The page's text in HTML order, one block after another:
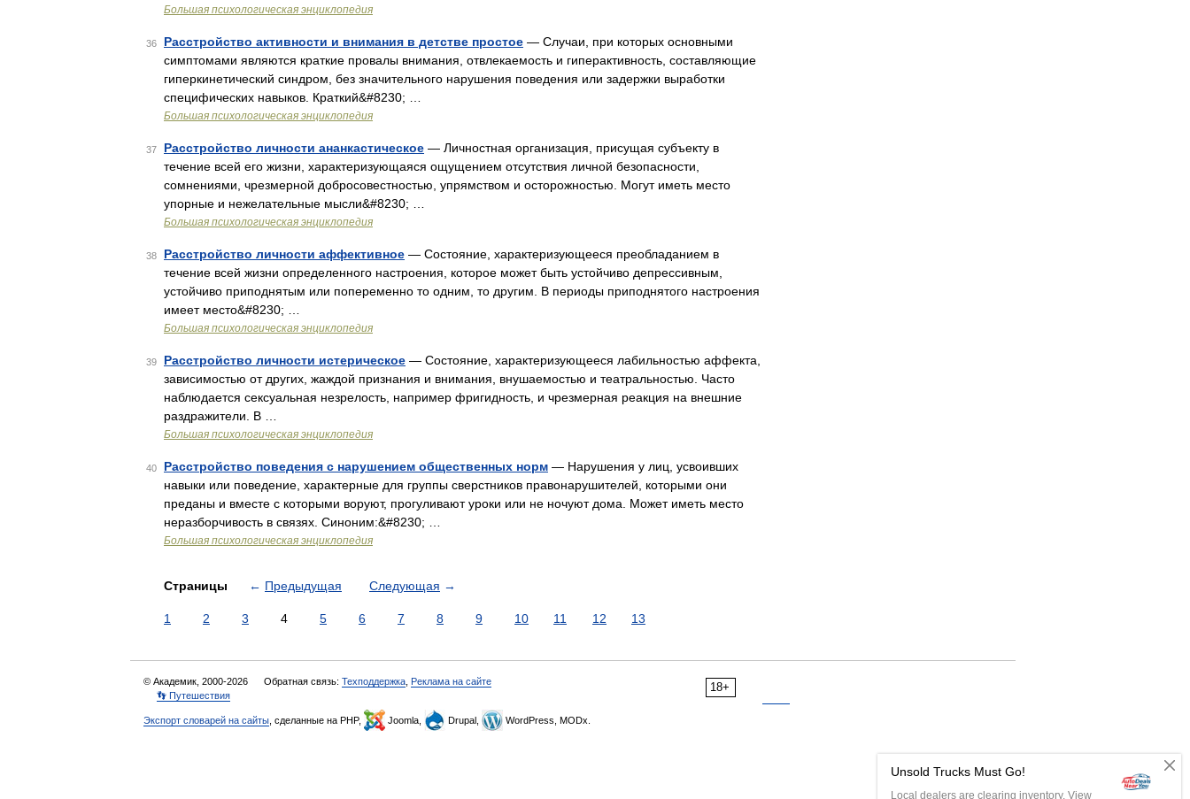
Большая психологическая энциклопедия
36 Расстройство активности и внимания в детстве простое — Случаи, при которых основными
симптомами являются краткие провалы внимания, отвлекаемость и гиперактивность, составляющие
гиперкинетический синдром, без значительного нарушения поведения или задержки выработки
специфических навыков. Краткий&#8230; …
Большая психологическая энциклопедия
37 Расстройство личности ананкастическое — Личностная организация, присущая субъекту в
течение всей его жизни, характеризующаяся ощущением отсутствия личной безопасности,
сомнениями, чрезмерной добросовестностью, упрямством и осторожностью. Могут иметь место
упорные и нежелательные мысли&#8230; …
Большая психологическая энциклопедия
38 Расстройство личности аффективное — Состояние, характеризующееся преобладанием в
течение всей жизни определенного настроения, которое может быть устойчиво депрессивным,
устойчиво приподнятым или попеременно то одним, то другим. В периоды приподнятого настроения
имеет место&#8230; …
Большая психологическая энциклопедия
39 Расстройство личности истерическое — Состояние, характеризующееся лабильностью аффекта,
зависимостью от других, жаждой признания и внимания, внушаемостью и театральностью. Часто
наблюдается сексуальная незрелость, например фригидность, и чрезмерная реакция на внешние
раздражители. В …
Большая психологическая энциклопедия
40 Расстройство поведения с нарушением общественных норм — Нарушения у лиц, усвоивших
навыки или поведение, характерные для группы сверстников правонарушителей, которыми они
преданы и вместе с которыми воруют, прогуливают уроки или не ночуют дома. Может иметь место
неразборчивость в связях. Синоним:&#8230; …
Большая психологическая энциклопедия
Страницы ← Предыдущая Следующая →
1 2 3 4 5 6 7 8 9 10 11 12 13
18+
© Академик, 2000-2026 Обратная связь: Техподдержка Реклама на сайте
👣 Путешествия
Экспорт словарей на сайты , сделанные на PHP, Joomla, Drupal, WordPress, MODx.